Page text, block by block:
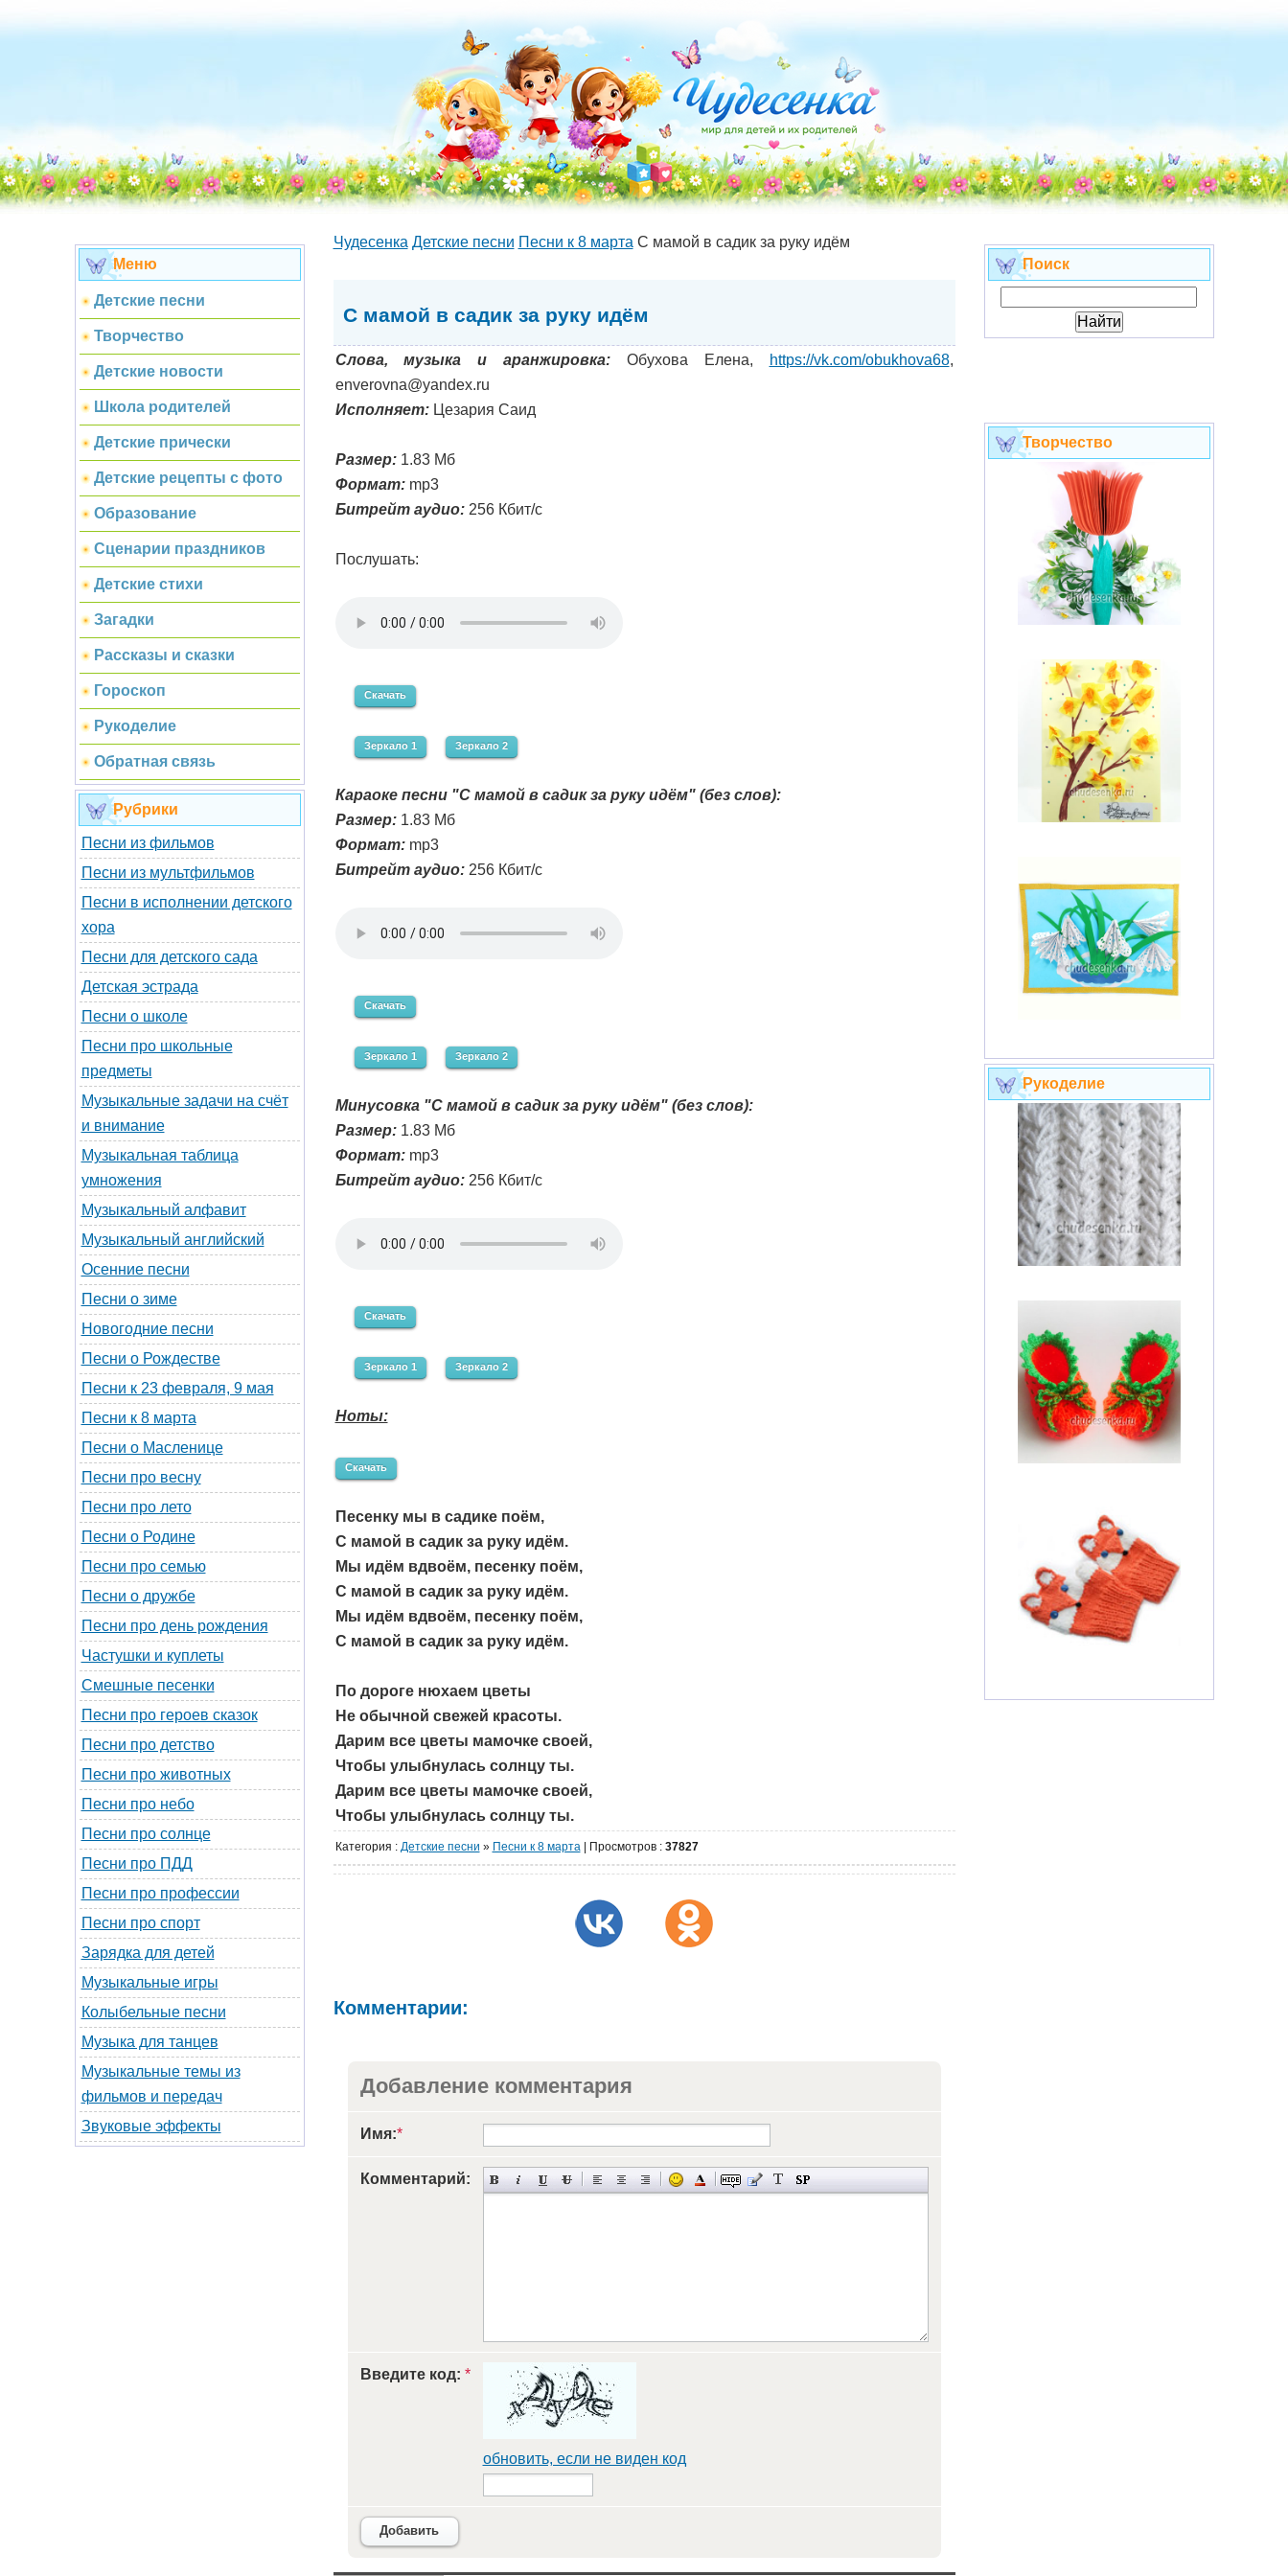
Меню
Детские песни
Творчество
Детские новости
Школа родителей
Детские прически
Детские рецепты с фото
Образование
Сценарии праздников
Детские стихи
Загадки
Рассказы и сказки
Гороскоп
Рукоделие
Обратная связь
Рубрики
Песни из фильмов
Песни из мультфильмов
Песни в исполнении детского
хора
Песни для детского сада
Детская эстрада
Песни о школе
Песни про школьные
предметы
Музыкальные задачи на счёт
и внимание
Музыкальная таблица
умножения
Музыкальный алфавит
Музыкальный английский
Осенние песни
Песни о зиме
Новогодние песни
Песни о Рождестве
Песни к 23 февраля, 9 мая
Песни к 8 марта
Песни о Масленице
Песни про весну
Песни про лето
Песни о Родине
Песни про семью
Песни о дружбе
Песни про день рождения
Частушки и куплеты
Смешные песенки
Песни про героев сказок
Песни про детство
Песни про животных
Песни про небо
Песни про солнце
Песни про ПДД
Песни про профессии
Песни про спорт
Зарядка для детей
Музыкальные игры
Колыбельные песни
Музыка для танцев
Музыкальные темы из
фильмов и передач
Звуковые эффекты
Чудесенка Детские песни Песни к 8 марта С мамой в садик за руку идём
С мамой в садик за руку идём
Слова, музыка и аранжировка: Обухова Елена, https://vk.com/obukhova68,
enverovna@yandex.ru
Исполняет:Цезария Саид
Размер:1.83 Мб
Формат:mp3
Битрейт аудио:256 Кбит/с
Послушать:
Скачать
Зеркало 1 Зеркало 2
Караоке песни "С мамой в садик за руку идём" (без слов):
Размер:1.83 Мб
Формат:mp3
Битрейт аудио:256 Кбит/с
Скачать
Зеркало 1 Зеркало 2
Минусовка "С мамой в садик за руку идём" (без слов):
Размер:1.83 Мб
Формат:mp3
Битрейт аудио:256 Кбит/с
Скачать
Зеркало 1 Зеркало 2
Ноты:
Скачать
Песенку мы в садике поём,
С мамой в садик за руку идём.
Мы идём вдвоём, песенку поём,
С мамой в садик за руку идём.
Мы идём вдвоём, песенку поём,
С мамой в садик за руку идём.
По дороге нюхаем цветы
Не обычной свежей красоты.
Дарим все цветы мамочке своей,
Чтобы улыбнулась солнцу ты.
Дарим все цветы мамочке своей,
Чтобы улыбнулась солнцу ты.
Категория : Детские песни » Песни к 8 марта | Просмотров : 37827
Комментарии:
Добавление комментария
Имя:*
Комментарий:
Введите код: *
обновить, если не виден код
Добавить
Поиск
Творчество
Рукоделие